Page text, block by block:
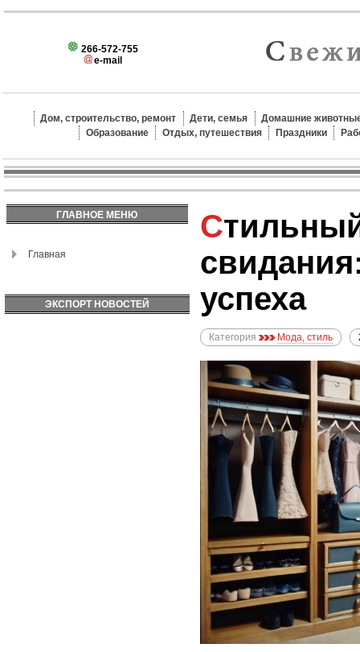
266-572-755
e-mail
Дом, строительство, ремонт Дети, семья
Домашние
Образование
Отдых, путешествия Праздники
ГЛАВНОЕ МЕНЮ
Главная
ЭКСПОРТ НОВОСТЕЙ
Стильный образ для
успеха
Категория Мода, стиль